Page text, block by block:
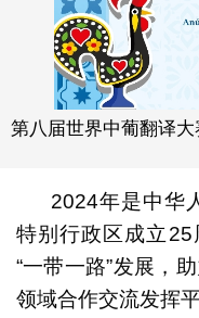
第八届世界中葡翻译
2024年是中华
特别行政区成立25
“一带一路”发展，
领域合作交流发挥